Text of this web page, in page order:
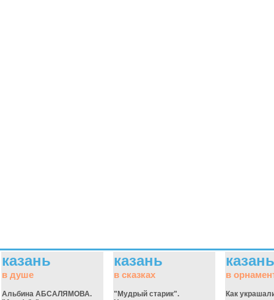
казань
в душе
Альбина АБСАЛЯМОВА.
казань
в сказках
"Мудрый старик".
казань
в
Как